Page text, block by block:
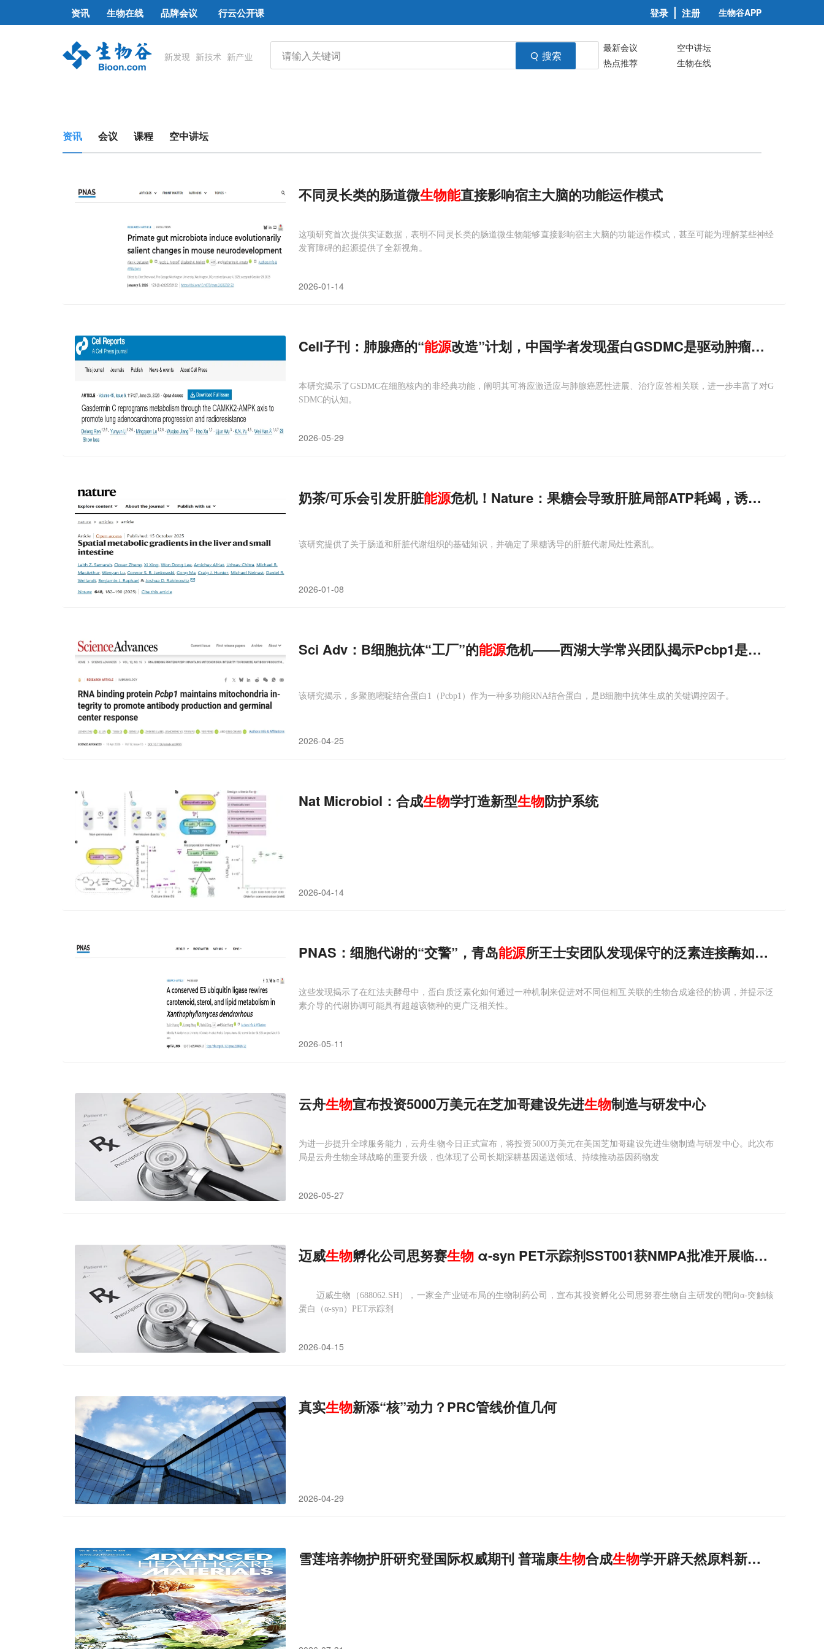
资讯 生物在线 品牌会议 行云公开课 登录 注册 生物谷APP
搜索
最新会议
空中讲坛
热点推荐
生物在线
资讯 会议 课程 空中讲坛
不同灵长类的肠道微生物能直接影响宿主大脑的功能运作模式
这项研究首次提供实证数据，表明不同灵长类的肠道微生物能够直接影响宿主大脑的功能运作模式，甚至可能为理解某些神经
发育障碍的起源提供了全新视角。
2026-01-14
Cell子刊：肺腺癌的“能源改造”计划，中国学者发现蛋白GSDMC是驱动肿瘤生长与放
本研究揭示了GSDMC在细胞核内的非经典功能，阐明其可将应激适应与肺腺癌恶性进展、治疗应答相关联，进一步丰富了对G
SDMC的认知。
2026-05-29
奶茶/可乐会引发肝脏能源危机！Nature：果糖会导致肝脏局部ATP耗竭，诱发脂肪肝
该研究提供了关于肠道和肝脏代谢组织的基础知识，并确定了果糖诱导的肝脏代谢局灶性紊乱。
2026-01-08
Sci Adv：B细胞抗体“工厂”的能源危机——西湖大学常兴团队揭示Pcbp1是维护线粒体
该研究揭示，多聚胞嘧啶结合蛋白1（Pcbp1）作为一种多功能RNA结合蛋白，是B细胞中抗体生成的关键调控因子。
2026-04-25
Nat Microbiol：合成生物学打造新型生物防护系统
2026-04-14
PNAS：细胞代谢的“交警”，青岛能源所王士安团队发现保守的泛素连接酶如何用“分
这些发现揭示了在红法夫酵母中，蛋白质泛素化如何通过一种机制来促进对不同但相互关联的生物合成途径的协调，并提示泛
素介导的代谢协调可能具有超越该物种的更广泛相关性。
2026-05-11
云舟生物宣布投资5000万美元在芝加哥建设先进生物制造与研发中心
为进一步提升全球服务能力，云舟生物今日正式宣布，将投资5000万美元在美国芝加哥建设先进生物制造与研发中心。此次布
局是云舟生物全球战略的重要升级，也体现了公司长期深耕基因递送领域、持续推动基因药物发
2026-05-27
迈威生物孵化公司思努赛生物 α-syn PET示踪剂SST001获NMPA批准开展临床试验
迈威生物（688062.SH），一家全产业链布局的生物制药公司，宣布其投资孵化公司思努赛生物自主研发的靶向α-突触核
蛋白（α-syn）PET示踪剂
2026-04-15
真实生物新添“核”动力？PRC管线价值几何
2026-04-29
雪莲培养物护肝研究登国际权威期刊 普瑞康生物合成生物学开辟天然原料新路径